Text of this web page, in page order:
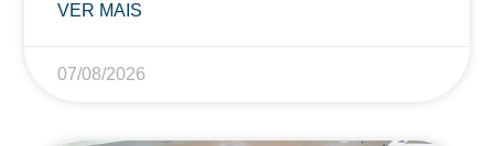
VER MAIS
07/08/2026